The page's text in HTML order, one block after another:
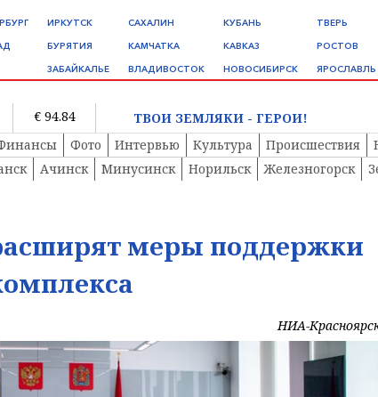
ИРКУТСК
БУРЯТИЯ
ЗАБАЙКАЛЬЕ
САХАЛИН
КАМЧАТКА
ВЛАДИВОСТОК
КУБАНЬ
КАВКАЗ
НОВОСИБИРСК
ТВЕРЬ
РОСТОВ
ЯРОСЛАВЛЬ
€ 94.84
ТВОИ ЗЕМЛЯКИ - ГЕРОИ!
Фото Интервью Культура Происшествия
Ачинск Минусинск Норильск Железногорск
меры поддержки
НИА-